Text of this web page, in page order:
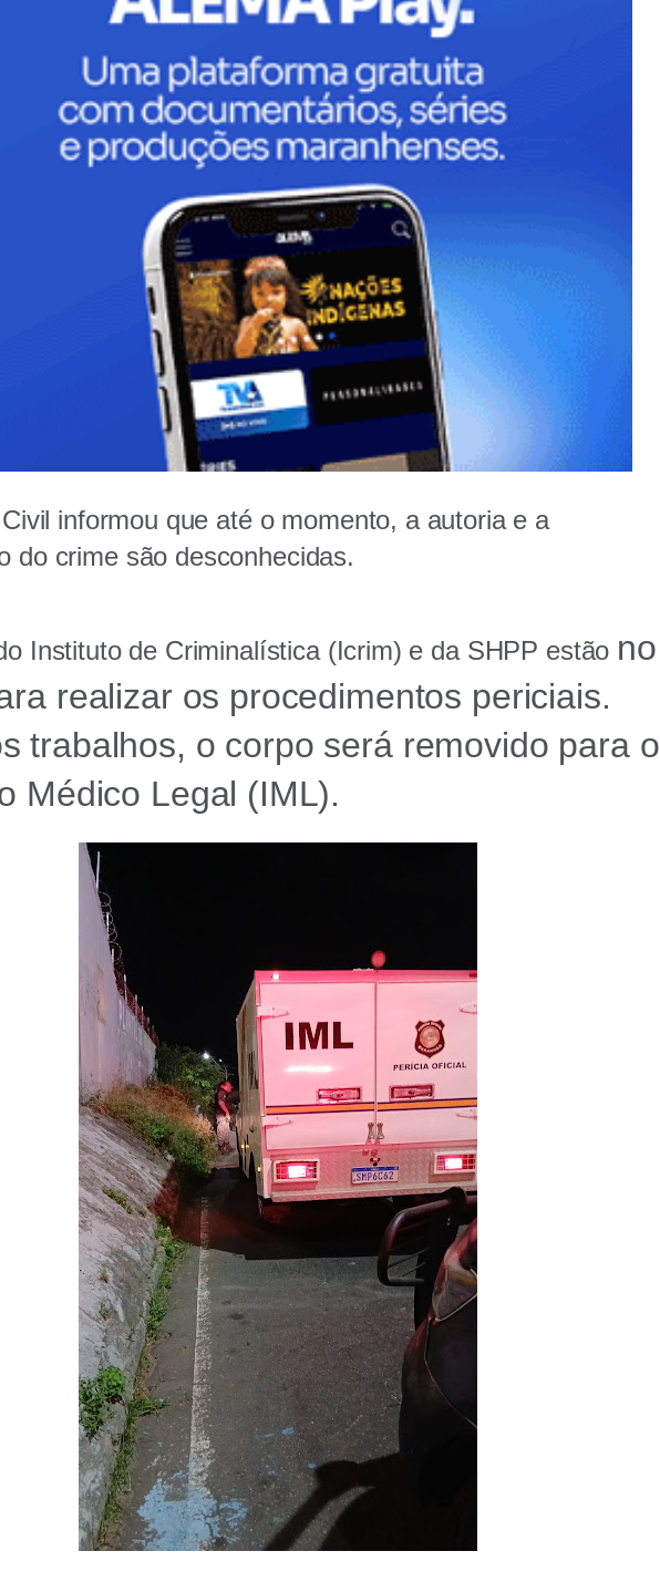
informou que até o momento, a autoria e a
do crime são desconhecidas.
Instituto de Criminalística (Icrim) e da SHPP estão no
realizar os procedimentos periciais.
trabalhos, o corpo será removido para o
Médico Legal (IML).